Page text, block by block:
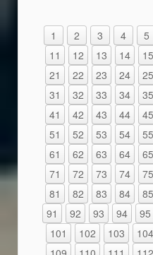
1 2 3 4 5
11
12 13 14 15
21
22 23 24 25
31
32 33 34 35
41
42 43 44 45
51
52 53 54 55
61
62 63 64 65
71
72 73 74 75
81
82 83 84 85
91
92 93 94 95
101
102 103 104